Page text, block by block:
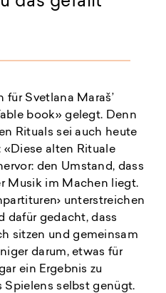
für Svetlana Maraš’
book» gelegt. Denn
Rituals sei auch heute
«Diese alten Rituale
den Umstand, dass
Musik im Machen liegt.
unterstreichen
dafür gedacht, dass
sitzen und gemeinsam
darum, etwas für
ein Ergebnis zu
Spielens selbst genügt.